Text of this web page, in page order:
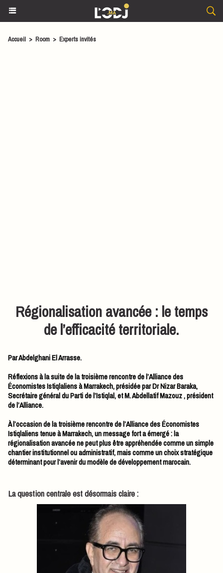
Accueil > Room > Experts invités
Régionalisation avancée : le temps
de l’efficacité territoriale.
Par Abdelghani El Arrasse.
Réflexions à la suite de la troisième rencontre de l’Alliance des
Économistes Istiqlaliens à Marrakech, présidée par Dr Nizar Baraka,
Secrétaire général du Parti de l’Istiqlal, et M. Abdellatif Mazouz , président
de l’Alliance.
À l’occasion de la troisième rencontre de l’Alliance des Économistes
Istiqlaliens tenue à Marrakech, un message fort a émergé : la
régionalisation avancée ne peut plus être appréhendée comme un simple
chantier institutionnel ou administratif, mais comme un choix stratégique
déterminant pour l’avenir du modèle de développement marocain.
La question centrale est désormais claire :